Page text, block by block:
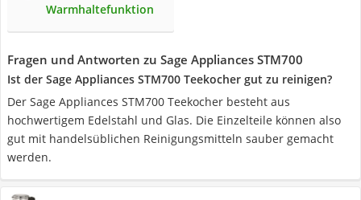
Warmhaltefunktion
Fragen und Antworten zu Sage Appliances STM700
Ist der Sage Appliances STM700 Teekocher gut zu reinigen?
Der Sage Appliances STM700 Teekocher besteht aus
hochwertigem Edelstahl und Glas. Die Einzelteile können also
gut mit handelsüblichen Reinigungsmitteln sauber gemacht
werden.